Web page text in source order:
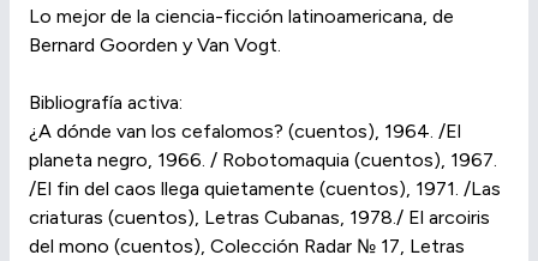
Lo mejor de la ciencia-ficción latinoamericana, de
Bernard Goorden y Van Vogt.
Bibliografía activa:
¿A dónde van los cefalomos? (cuentos), 1964. /El
planeta negro, 1966. / Robotomaquia (cuentos), 1967.
/El fin del caos llega quietamente (cuentos), 1971. /Las
criaturas (cuentos), Letras Cubanas, 1978./ El arcoiris
del mono (cuentos), Colección Radar № 17, Letras